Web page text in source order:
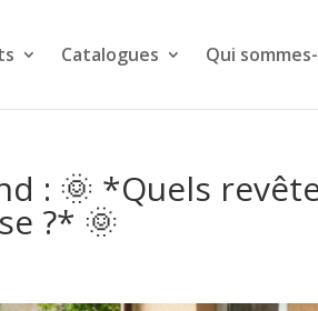
Catalogues Qui
: 🌞 *Quels
?* 🌞